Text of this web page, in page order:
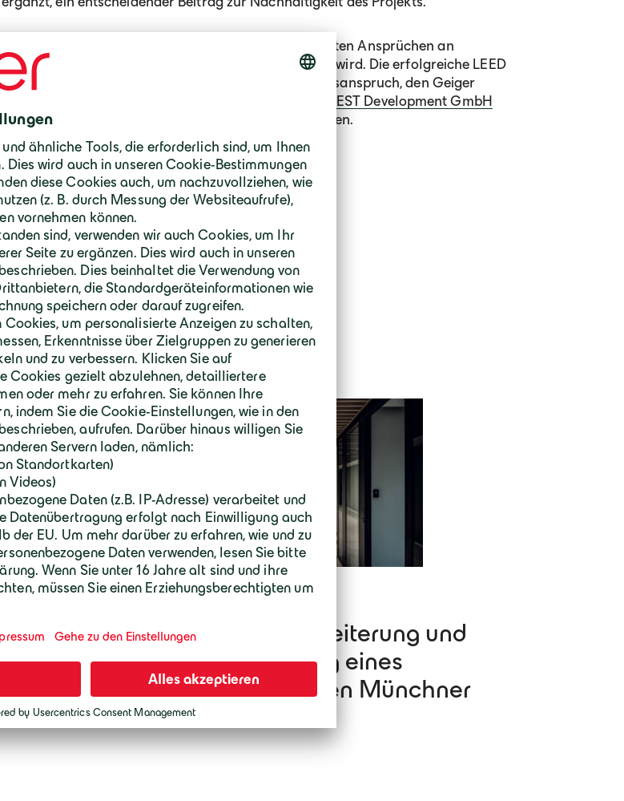
Das Ergebnis: Ein modernes Bürogebäude, das höchsten Ansprüchen an
Komfort, Flexibilität und Umweltbewusstsein gerecht wird. Die erfolgreiche LEED
Gold-Zertifizierung unterstreicht den hohen Qualitätsanspruch, den Geiger
QUEST Development GmbH
und der Projektsteuerung ProWerk umgesetzt haben.
Sanierung, Erweiterung und
Modernisierung eines
traditionsreichen Münchner
Gebäudes